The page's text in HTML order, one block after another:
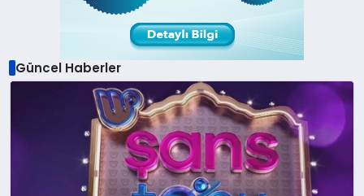
Güncel Haberler